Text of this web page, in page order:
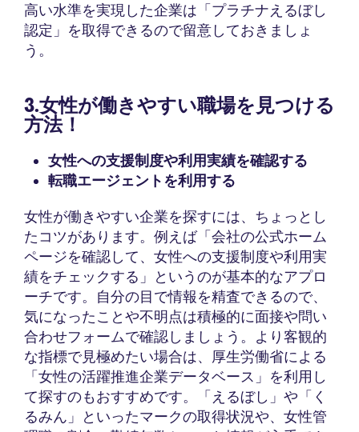
高い水準を実現した企業は「プラチナえるぼし
認定」を取得できるので留意しておきましょ
う。
3.女性が働きやすい職場を見つける
方法！
女性への支援制度や利用実績を確認する
転職エージェントを利用する
女性が働きやすい企業を探すには、ちょっとし
たコツがあります。例えば「会社の公式ホーム
ページを確認して、女性への支援制度や利用実
績をチェックする」というのが基本的なアプロ
ーチです。自分の目で情報を精査できるので、
気になったことや不明点は積極的に面接や問い
合わせフォームで確認しましょう。より客観的
な指標で見極めたい場合は、厚生労働省による
「女性の活躍推進企業データベース」を利用し
て探すのもおすすめです。「えるぼし」や「く
るみん」といったマークの取得状況や、女性管